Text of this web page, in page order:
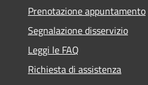
Prenotazione appuntamento
Segnalazione disservizio
Leggi le FAQ
Richiesta di assistenza